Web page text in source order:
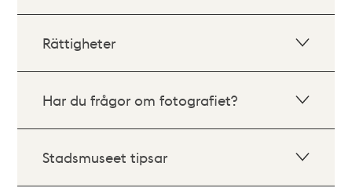
Rättigheter
Har du frågor om fotografiet?
Stadsmuseet tipsar